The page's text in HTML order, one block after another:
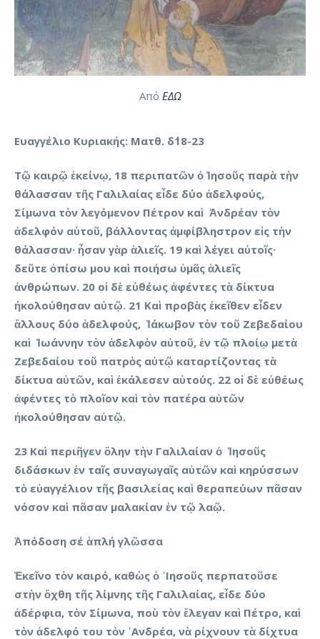
Από ΕΔΩ
Ευαγγέλιο Κυριακής: Ματθ. δ΄18-23
Τῷ καιρῷ ἐκείνῳ, 18 περιπατῶν ὁ Ἰησοῦς παρὰ τὴν
θάλασσαν τῆς Γαλιλαίας εἶδε δύο ἀδελφούς,
Σίμωνα τὸν λεγόμενον Πέτρον καὶ Ἀνδρέαν τὸν
ἀδελφόν αὐτοῦ, βάλλοντας ἀμφίβληστρον εἰς τὴν
θάλασσαν· ἦσαν γὰρ ἁλιεῖς. 19 καὶ λέγει αὐτοῖς·
δεῦτε ὀπίσω μου καὶ ποιήσω ὑμᾶς ἁλιεῖς
ἀνθρώπων. 20 οἱ δὲ εὐθέως ἀφέντες τὰ δίκτυα
ἠκολούθησαν αὐτῷ. 21 Καὶ προβὰς ἐκεῖθεν εἶδεν
ἄλλους δύο ἀδελφούς, Ἰάκωβον τὸν τοῦ Ζεβεδαίου
καὶ Ἰωάννην τὸν ἀδελφὸν αὐτοῦ, ἐν τῷ πλοίῳ μετὰ
Ζεβεδαίου τοῦ πατρὸς αὐτῷ καταρτίζοντας τὰ
δίκτυα αὐτῶν, καὶ ἐκάλεσεν αὐτούς. 22 οἱ δὲ εὐθέως
ἀφέντες τὸ πλοῖον καὶ τὸν πατέρα αὐτῶν
ἠκολούθησαν αὐτῷ.
23 Καὶ περιῆγεν ὅλην τὴν Γαλιλαίαν ὁ Ἰησοῦς
διδάσκων ἐν ταῖς συναγωγαῖς αὐτῶν καὶ κηρύσσων
τὸ εὐαγγέλιον τῆς βασιλείας καὶ θεραπεύων πᾶσαν
νόσον καὶ πᾶσαν μαλακίαν ἐν τῷ λαῷ.
Ἀπόδοση σέ ἁπλή γλῶσσα
Ἐκεῖνο τὸν καιρό, καθὼς ὁ ᾿Ιησοῦς περπατοῦσε
στὴν ὄχθη τῆς λίμνης τῆς Γαλιλαίας, εἶδε δύο
ἀδέρφια, τὸν Σίμωνα, ποὺ τὸν ἔλεγαν καὶ Πέτρο, καὶ
τὸν ἀδελφό του τὸν ᾿Ανδρέα, νὰ ρίχνουν τὰ δίχτυα